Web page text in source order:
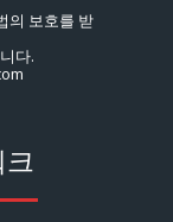
의 보호를 받
다.
크